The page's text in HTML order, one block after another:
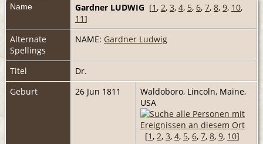
Name Gardner LUDWIG [1 , 2, 3, 4, 5, 6, 7, 8, 9, 10,
11]
Alternate
Spellings
NAME: Gardner Ludwig
Titel
Dr.
Geburt
26 Jun 1811
Waldoboro, Lincoln, Maine,
USA
[1 , 2, 3, 4, 5, 6, 7, 8, 9, 10]